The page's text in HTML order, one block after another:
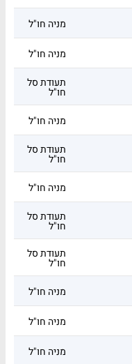
מניה חו"ל
מניה חו"ל
תעודת סל
חו"ל
מניה חו"ל
תעודת סל
חו"ל
מניה חו"ל
תעודת סל
חו"ל
תעודת סל
חו"ל
מניה חו"ל
מניה חו"ל
מניה חו"ל